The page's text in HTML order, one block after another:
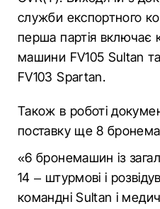
служби експортного
перша партія включає
машини FV105 Sultan
FV103 Spartan.
Також в роботі
поставку ще 8
«6 бронемашин із
14 – штурмові і
командні Sultan і